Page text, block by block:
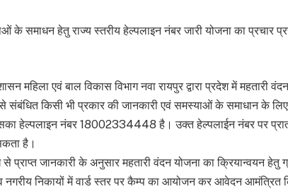
के समाधन हेतु राज्य स्तरीय हेल्पलाइन नंबर जारी योजना का प्रचार
महिला एवं बाल विकास विभाग नवा रायपुर द्वारा प्रदेश में महतारी
संबंधित किसी भी प्रकार की जानकारी एवं समस्याओं के समाधान के लिए
हेल्पलाइन नंबर 18002334448 है। उक्त हेल्पलाईन नंबर पर
है।
प्राप्त जानकारी के अनुसार महतारी वंदन योजना का क्रियान्वयन हेतु
नगरीय निकायों में वार्ड स्तर पर कैम्प का आयोजन कर आवेदन आमंत्रित